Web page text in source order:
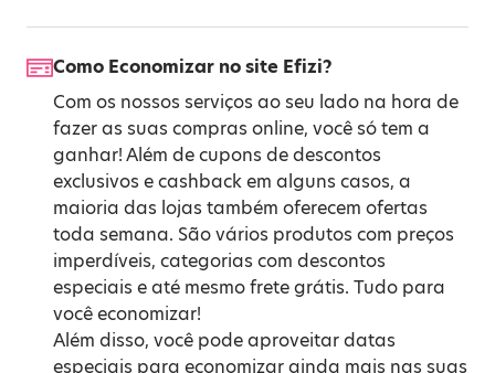
Como Economizar no site Efizi?
Com os nossos serviços ao seu lado na hora de
fazer as suas compras online, você só tem a
ganhar! Além de cupons de descontos
exclusivos e cashback em alguns casos, a
maioria das lojas também oferecem ofertas
toda semana. São vários produtos com preços
imperdíveis, categorias com descontos
especiais e até mesmo frete grátis. Tudo para
você economizar!
Além disso, você pode aproveitar datas
especiais para economizar ainda mais nas suas